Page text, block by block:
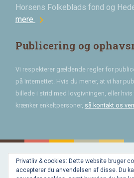
Horsens Folkeblads fond og
mere chevron_right
Publicering og
Vi respekterer gældende regler for
på Internettet. Hvis du mener, at vi har
billede i strid med lovgivningen, eller
krænker enkeltpersoner, så kontakt os
Privatliv & cookies: Dette website bruger
accepterer du anvendelsen af disse. Du